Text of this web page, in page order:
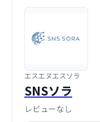
エスエヌエスソラ
SNSソラ
レビューなし